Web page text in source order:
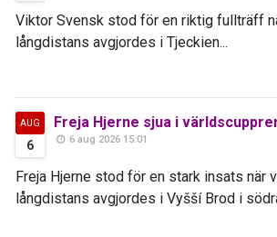
Viktor Svensk stod för en riktig fullträff
långdistans avgjordes i Tjeckien...
AUG
6
Freja Hjerne sjua i
6 aug 2026 15:01
Freja Hjerne stod för en stark insats när
långdistans avgjordes i Vyšší Brod i